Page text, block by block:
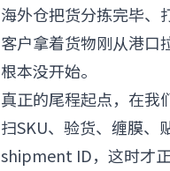
海外仓把货分拣完毕、
客户拿着货物刚从港口
根本没开始。
真正的尾程起点，在
扫SKU、验货、缠膜、
shipment ID，这时才